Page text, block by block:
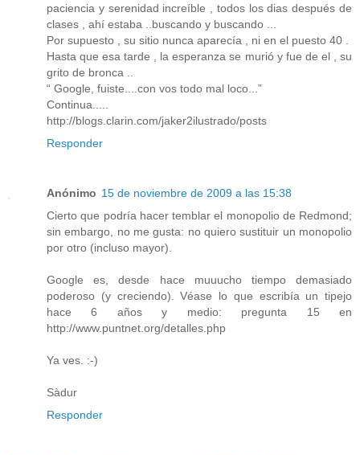
paciencia y serenidad increíble , todos los dias después de
clases , ahí estaba ..buscando y buscando ...
Por supuesto , su sitio nunca aparecía , ni en el puesto 40 .
Hasta que esa tarde , la esperanza se murió y fue de el , su
grito de bronca ..
“ Google, fuiste....con vos todo mal loco...”
Continua.....
http://blogs.clarin.com/jaker2ilustrado/posts
Responder
Anónimo 15 de noviembre de 2009 a las 15:38
Cierto que podría hacer temblar el monopolio de Redmond;
sin embargo, no me gusta: no quiero sustituir un monopolio
por otro (incluso mayor).
Google es, desde hace muuucho tiempo demasiado
poderoso (y creciendo). Véase lo que escribía un tipejo
hace 6 años y medio: pregunta 15 en
http://www.puntnet.org/detalles.php
Ya ves. :-)
Sàdur
Responder